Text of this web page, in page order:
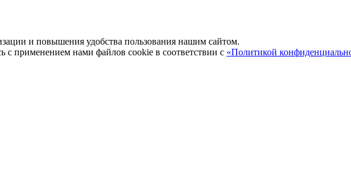
и повышения удобства пользования нашим сайтом.
с применением нами файлов cookie в соответствии с «Политикой